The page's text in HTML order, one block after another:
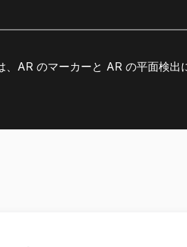
、AR のマーカーと AR の平面検